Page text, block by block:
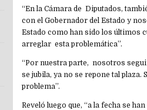
“En la Cámara de Diputados,
con el Gobernador del Estado y
Estado como han sido los últimos
arreglar esta problemática”.
“Por nuestra parte, nosotros
se jubila, ya no se repone tal
problema”.
Reveló luego que, “a la fecha se